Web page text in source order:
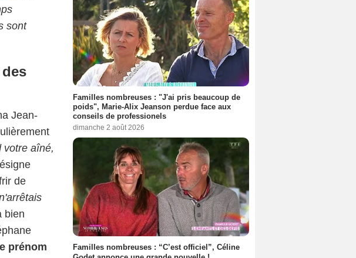
sont
Jean-
votre aîné,
de
bien
prénom
Familles nombreuses : "J'ai pris beaucoup de
poids", Marie-Alix Jeanson perdue face aux
conseils de professionels
dimanche 2 août 2026
Familles nombreuses : “C’est officiel”, Céline